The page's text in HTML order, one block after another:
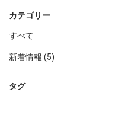
カテゴリー
すべて
新着情報 (5)
タグ